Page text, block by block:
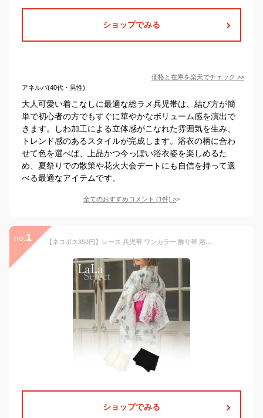
ショップでみる
価格と在庫を楽天でチェック >>
アネルバ(40代・男性)
大人可愛い着こなしに最適な総ラメ兵児帯は、結び方が簡
単で初心者の方でもすぐに華やかなボリューム感を演出で
きます。しわ加工による立体感がこなれた雰囲気を生み、
トレンド感のあるスタイルが完成します。浴衣の柄に合わ
せて色を選べば、上品かつ今っぽい浴衣姿を楽しめるた
め、夏祭りでの散策や花火大会デートにも自信を持って選
べる最適なアイテムです。
全てのおすすめコメント (1件) >
no. 1 【ネコポス350円】レース 兵児帯 ワンカラー 飾り帯 浴衣 ゆかた 着物 振袖 レディース 大人 上品 きれいめ 可愛い 浴衣小物 小物 低身長 高身長 白 ワンポイント お洒落 おしゃれ アクセント 黒 白 ホワイト ブラック 花火 祭り 高校生 10代 20代 ギャル 安い 韓国 レトロ
ショップでみる